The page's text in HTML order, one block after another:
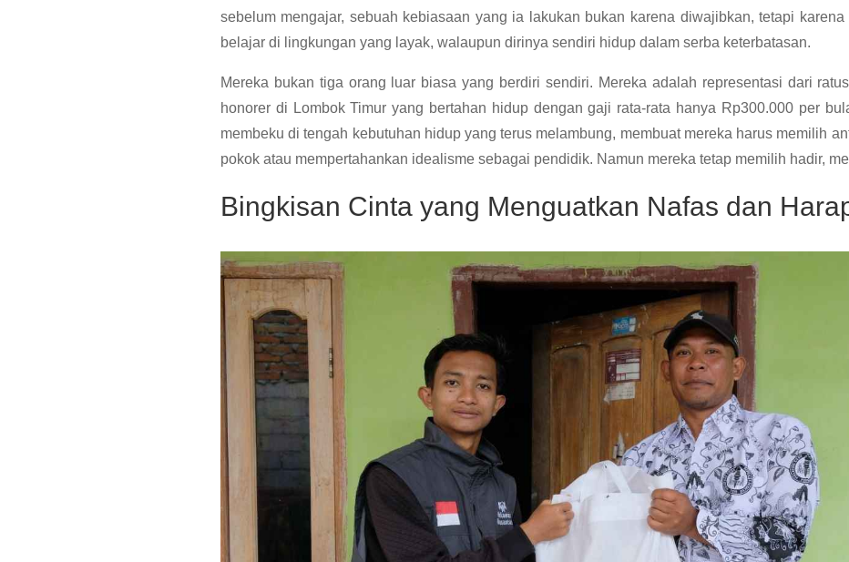
sebelum mengajar, sebuah kebiasaan yang ia lakukan bukan karena diwajibkan, tetapi
belajar di lingkungan yang layak, walaupun dirinya sendiri hidup dalam serba keterbatasan.
Mereka bukan tiga orang luar biasa yang berdiri sendiri. Mereka adalah representasi dari
honorer di Lombok Timur yang bertahan hidup dengan gaji rata-rata hanya Rp300.000 per
membeku di tengah kebutuhan hidup yang terus melambung, membuat mereka harus memilih
pokok atau mempertahankan idealisme sebagai pendidik. Namun mereka tetap memilih hadir,
Bingkisan Cinta yang Menguatkan Nafas dan